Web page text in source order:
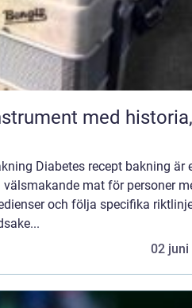
Diabetes recept bakning är
mat för personer
och följa specifika
02 juni